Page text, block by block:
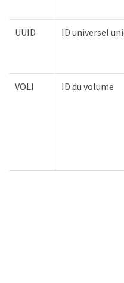
UUID ID universel
VOLI ID du volume